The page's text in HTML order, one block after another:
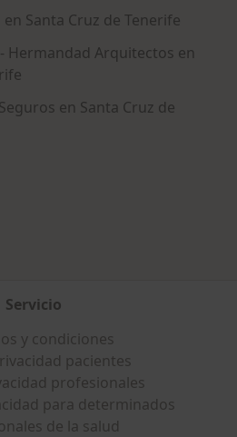
Santa Cruz de Tenerife
Hermandad Arquitectos en
en Santa Cruz de
Servicio
y condiciones
pacientes
profesionales
para determinados
de la salud